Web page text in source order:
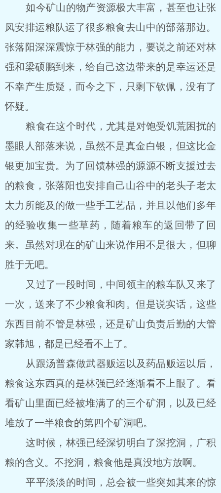
如今矿山的物产资源极大丰富，甚至也让张
凤安排运粮队运了很多粮食去山中的部落那边。
张落阳深深震惊于林强的能力，要说之前还对林
强和梁硕鹏到来，给自己这边带来的是幸运还是
不幸产生质疑，而今之下，只剩下钦佩，没有了
怀疑。
粮食在这个时代，尤其是对饱受饥荒困扰的
墨眼人部落来说，虽然不是真金白银，但这比金
银更加宝贵。为了回馈林强的源源不断支援过去
的粮食，张落阳也安排自己山谷中的老头子老太
太力所能及的做一些手工艺品，并且以他们多年
的经验收集一些草药，随着粮车的返回带了回
来。虽然对现在的矿山来说作用不是很大，但聊
胜于无吧。
又过了一段时间，中间领主的粮车队又来了
一次，送来了不少粮食和肉。但是说实话，这些
东西目前不管是林强，还是矿山负责后勤的大管
家韩旭，都是已经看不上了。
从跟汤普森做武器贩运以及药品贩运以后，
粮食这东西真的是林强已经逐渐看不上眼了。看
看矿山里面已经被堆满了的三个矿洞，以及已经
堆放了一半粮食的第四个矿洞吧。
这时候，林强已经深切明白了深挖洞，广积
粮的含义。不挖洞，粮食他是真没地方放啊。
平平淡淡的时间，总会被一些突如其来的惊